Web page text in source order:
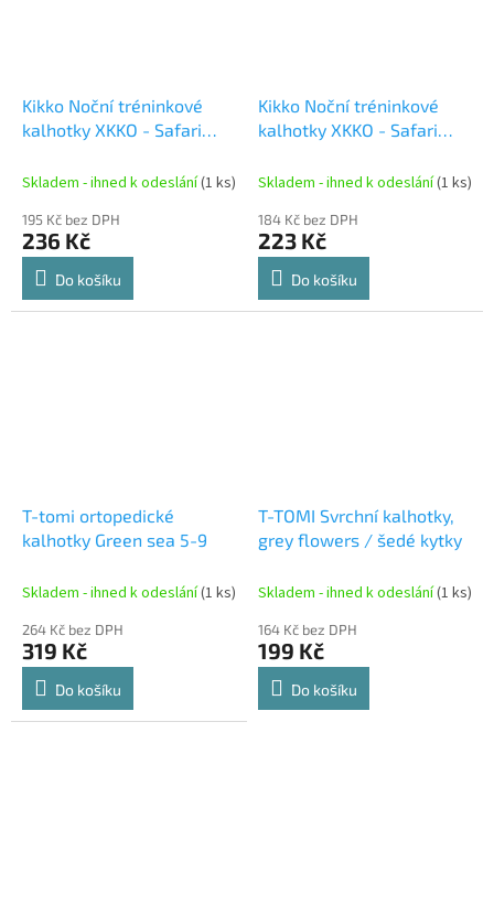
Kikko Noční tréninkové
kalhotky XKKO - Safari
XL
Skladem - ihned k odeslání(1 ks)
195 Kč bez DPH
236 Kč
Do košíku
Kikko Noční tréninkové
kalhotky XKKO - Safari
Skladem - ihned k odeslání(1 ks)
184 Kč bez DPH
223 Kč
Do košíku
T-tomi ortopedické
kalhotky Green sea 5-9
Skladem - ihned k odeslání(1 ks)
264 Kč bez DPH
319 Kč
Do košíku
T-TOMI Svrchní kalhotky,
grey flowers / šedé kytky
Skladem - ihned k odeslání(1 ks)
164 Kč bez DPH
199 Kč
Do košíku